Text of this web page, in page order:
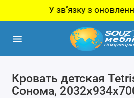
У звʼязку з оновленням
Кровать детская
Сонома,